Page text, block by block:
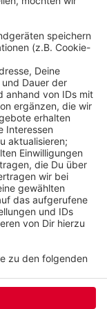
Auto über.
Straße weg.
zu. Die
Hinweise